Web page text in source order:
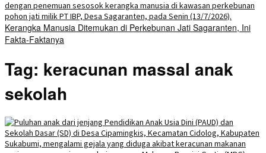
Kerangka Manusia Ditemukan di Perkebunan Jati Sagaranten, Ini
Fakta-Faktanya
Tag: keracunan massal anak
sekolah